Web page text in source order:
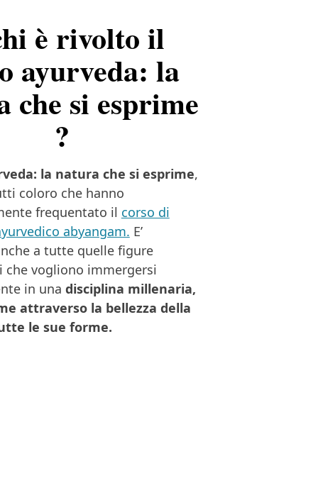
è rivolto il
ayurveda: la
che si esprime
?
la natura che si esprime,
coloro che hanno
frequentato il corso di
abyangam. E’
a tutte quelle figure
che vogliono immergersi
in una disciplina millenaria,
attraverso la bellezza della
le sue forme.